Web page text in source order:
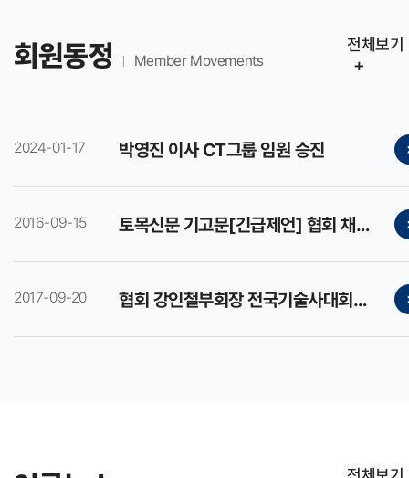
회원동정 Member Movements
전체보기
+
2024-01-17 박영진 이사 CT그룹 임원 승진
2016-09-15 토목신문 기고문[긴급제언] 협회 채현식부회장
2017-09-20 협회 강인철부회장 전국기술사대회에서 덕원기술상 수상